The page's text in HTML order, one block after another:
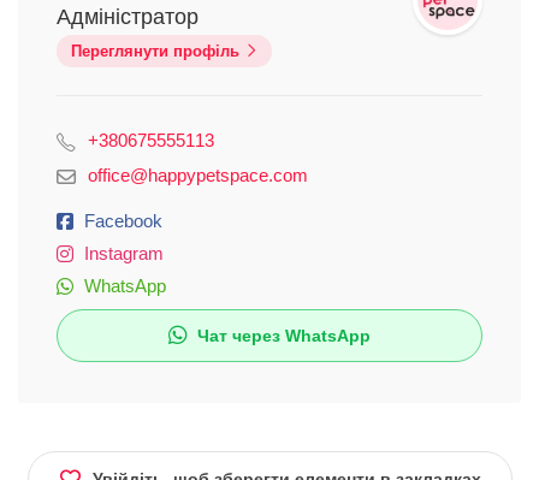
Адміністратор
Переглянути профіль
+380675555113
office@happypetspace.com
Facebook
Instagram
WhatsApp
Чат через WhatsApp